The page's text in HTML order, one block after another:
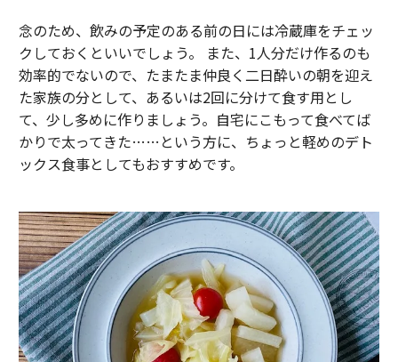
念のため、飲みの予定のある前の日には冷蔵庫をチェッ
クしておくといいでしょう。 また、1人分だけ作るのも
効率的でないので、たまたま仲良く二日酔いの朝を迎え
た家族の分として、あるいは2回に分けて食す用とし
て、少し多めに作りましょう。自宅にこもって食べてば
かりで太ってきた……という方に、ちょっと軽めのデト
ックス食事としてもおすすめです。